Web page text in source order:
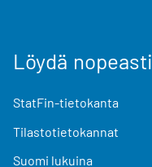
Löydä nopeasti
StatFin-tietokanta
Tilastotietokannat
Suomi lukuina